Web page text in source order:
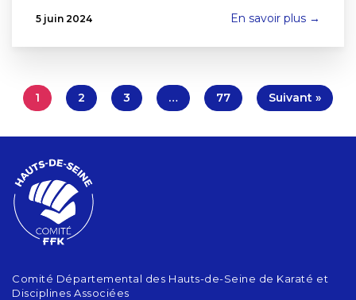
5 juin 2024 En savoir plus →
1 2 3 … 77 Suivant »
Comité Départemental des Hauts-de-Seine de Karaté et
Disciplines Associées